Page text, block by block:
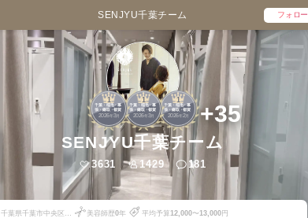
SENJYU千葉チーム フォロー
1
千葉・稲毛・幕
張・鎌取・都賀
2026年3月
1
千葉・稲毛・幕
張・鎌取・都賀
2026年3月
1
千葉・稲毛・幕
張・鎌取・都賀
2026年2月 +35
SENJYU千葉チーム
3631 1429 181
千葉県千葉市中央区富
美容師歴0年 平均予算12,000〜13,000円